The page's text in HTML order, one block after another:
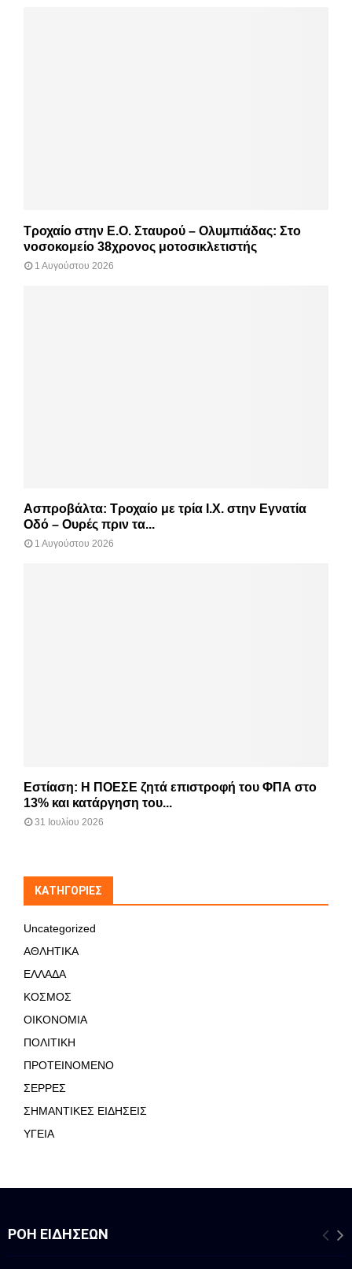
Τροχαίο στην Ε.Ο. Σταυρού – Ολυμπιάδας: Στο
νοσοκομείο 38χρονος μοτοσικλετιστής
1 Αυγούστου 2026
Ασπροβάλτα: Τροχαίο με τρία Ι.Χ. στην Εγνατία
Οδό – Ουρές πριν τα...
1 Αυγούστου 2026
Εστίαση: Η ΠΟΕΣΕ ζητά επιστροφή του ΦΠΑ στο
13% και κατάργηση του...
31 Ιουλίου 2026
KΑΤΗΓΟΡΊΕΣ
Uncategorized
ΑΘΛΗΤΙΚΑ
ΕΛΛΑΔΑ
ΚΟΣΜΟΣ
ΟΙΚΟΝΟΜΙΑ
ΠΟΛΙΤΙΚΗ
ΠΡΟΤΕΙΝΟΜΕΝΟ
ΣΕΡΡΕΣ
ΣΗΜΑΝΤΙΚΕΣ ΕΙΔΗΣΕΙΣ
ΥΓΕΙΑ
ΡΟΉ ΕΙΔΉΣΕΩΝ